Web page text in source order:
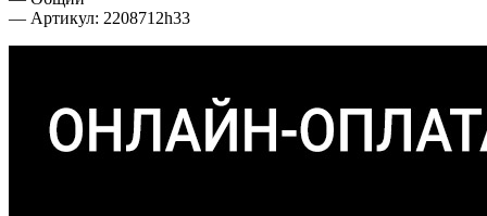
— Артикул: 2208712h33